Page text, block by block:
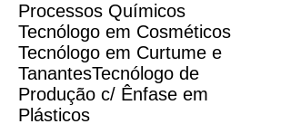
Processos Químicos
Tecnólogo em Cosméticos
Tecnólogo em Curtume e
TanantesTecnólogo de
Produção c/ Ênfase em
Plásticos